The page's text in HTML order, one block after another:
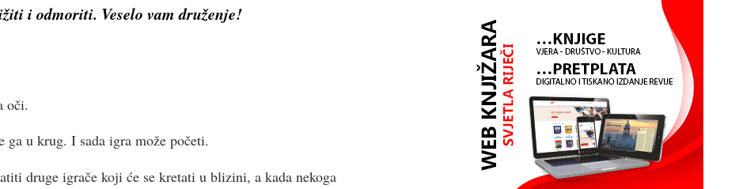
i odmoriti. Veselo vam druženje!
oči.
ga u krug. I sada igra može početi.
druge igrače koji će se kretati u blizini, a kada nekoga